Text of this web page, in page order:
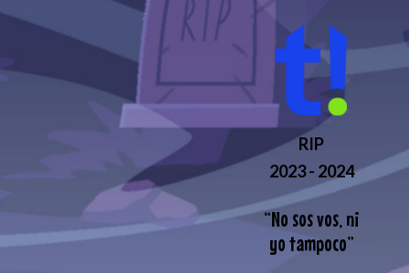
RIP
2023 - 2024
“No sos vos, ni
yo tampoco”